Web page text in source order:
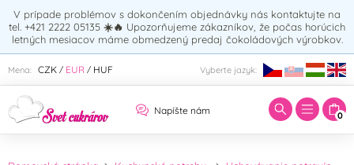
V prípade problémov s dokončením objednávky nás kontaktujte na
tel. +421 2222 05135 ☀️🔥 Upozorňujeme zákazníkov, že počas horúcich
letných mesiacov máme obmedzený predaj čokoládových výrobkov.
Mena: CZK / EUR / HUF Vyberte jazyk:
Napíšte nám 0
Zadajte hľadaný výraz: